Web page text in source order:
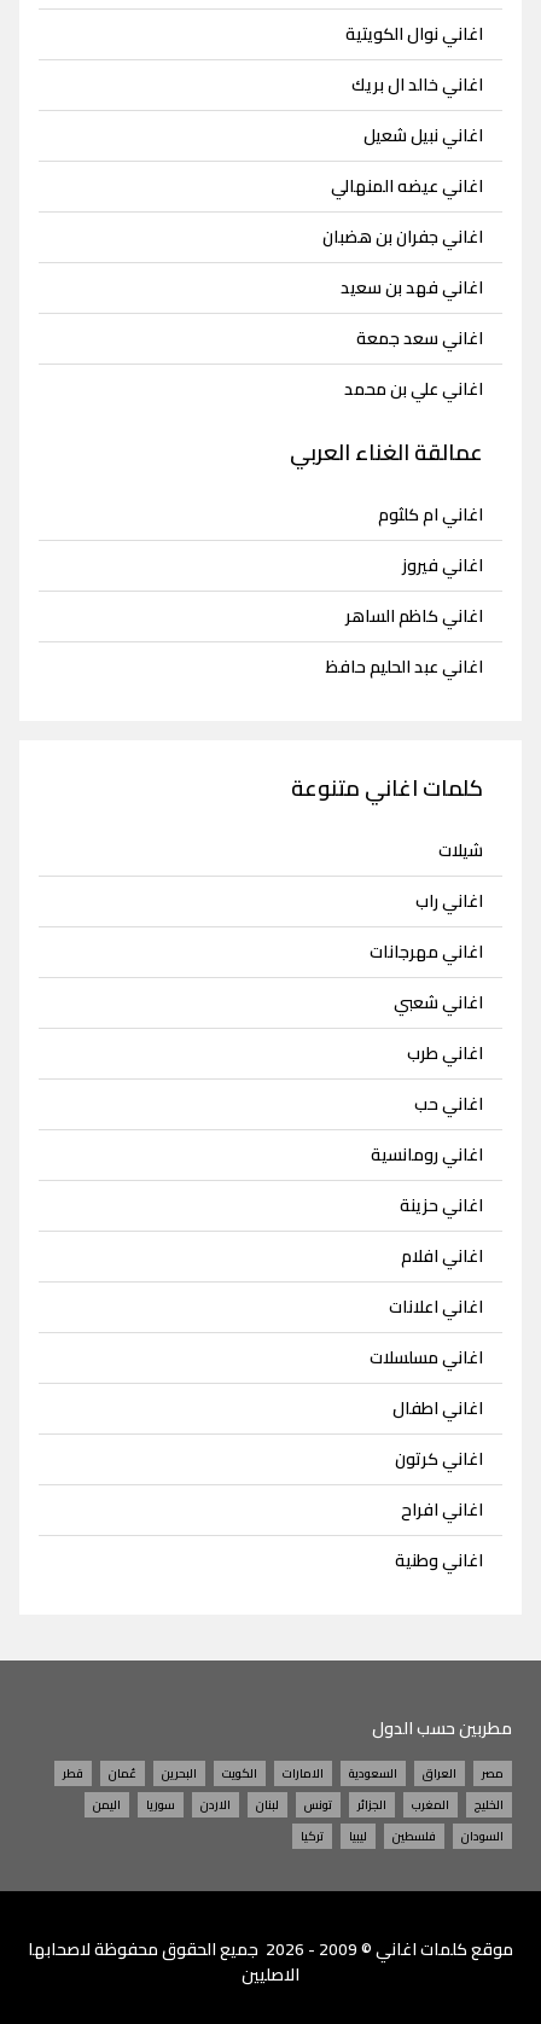
اغاني نوال الكويتية
اغاني خالد ال بريك
اغاني نبيل شعيل
اغاني عيضه المنهالي
اغاني جفران بن هضبان
اغاني فهد بن سعيد
اغاني سعد جمعة
اغاني علي بن محمد
عمالقة الغناء العربي
اغاني ام كلثوم
اغاني فيروز
اغاني كاظم الساهر
اغاني عبد الحليم حافظ
كلمات اغاني متنوعة
شيلات
اغاني راب
اغاني مهرجانات
اغاني شعبي
اغاني طرب
اغاني حب
اغاني رومانسية
اغاني حزينة
اغاني افلام
اغاني اعلانات
اغاني مسلسلات
اغاني اطفال
اغاني كرتون
اغاني افراح
اغاني وطنية
مطربين حسب الدول
مصر العراق السعودية الامارات الكويت البحرين عُمان
قطر
الخليج
المغرب الجزائر تونس لبنان الاردن سوريا
اليمن
السودان
فلسطين ليبيا تركيا
موقعكلمات اغاني
© 2009 - 2026 جميع الحقوق محفوظة لاصحابها
الاصليين